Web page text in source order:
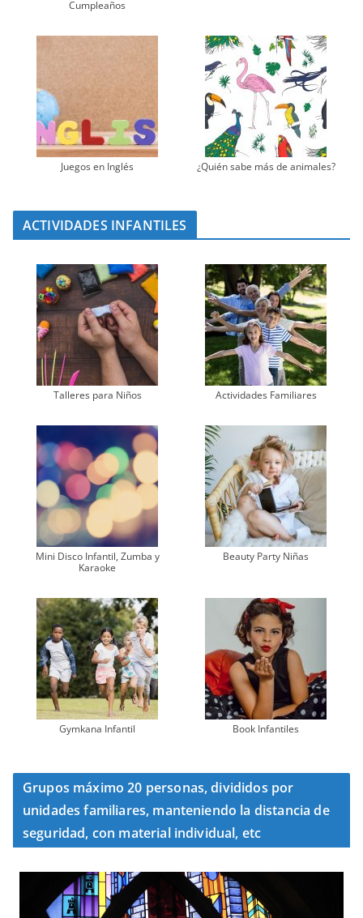
Cumpleaños
Juegos en Inglés ¿Quién sabe más de animales?
ACTIVIDADES INFANTILES
Talleres para Niños Actividades Familiares
Mini Disco Infantil, Zumba y
Karaoke
Beauty Party Niñas
Gymkana Infantil Book Infantiles
Grupos máximo 20 personas, divididos por
unidades familiares, manteniendo la distancia de
seguridad, con material individual, etc